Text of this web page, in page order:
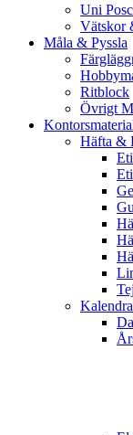
Uni
Vätskor
Måla & Pyssla
Ritblock
Övrigt
Häfta &